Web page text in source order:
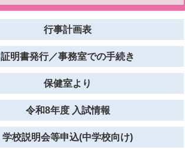
行事計画表
証明書発行／事務室での手続き
保健室より
令和8年度 入試情報
学校説明会等申込(中学校向け)